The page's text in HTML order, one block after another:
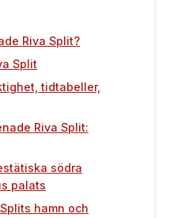
Riva Split?
Split
tidtabeller,
Riva Split:
södra
palats
hamn och